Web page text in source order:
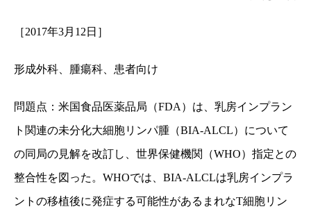
［2017年3月 12 日］
形成外科、腫瘍科、患者向け
問題点：米国食品医薬品局（FDA ）は、乳房インプラン
ト関連の未分化大細胞リンパ腫（BIA-ALCL）について
の同局の見解を改訂し、世界保健機関（WHO）指定との
整合性を図った。 WHOでは、 BIA-ALCLは乳房インプラ
ントの移植後に発症する可能性があるまれなT細胞リン